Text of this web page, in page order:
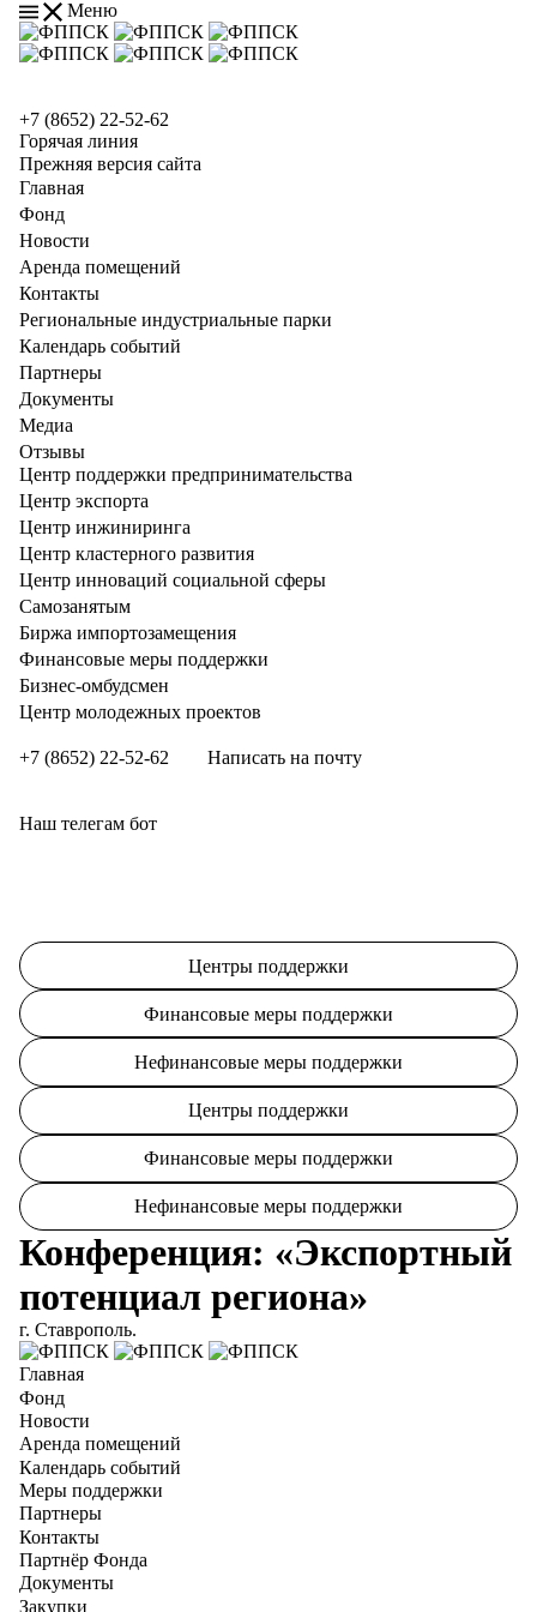
Меню
+7 (8652) 22-52-62
Горячая линия
Прежняя версия сайта
Главная
Фонд
Новости
Аренда помещений
Контакты
Региональные индустриальные парки
Календарь событий
Партнеры
Документы
Медиа
Отзывы
Центр поддержки предпринимательства
Центр экспорта
Центр инжиниринга
Центр кластерного развития
Центр инноваций социальной сферы
Cамозанятым
Биржа импортозамещения
Финансовые меры поддержки
Бизнес-омбудсмен
Центр молодежных проектов
+7 (8652) 22-52-62 Написать на почту
Наш телегам бот
Центры поддержки
Финансовые меры поддержки
Нефинансовые меры поддержки
Центры поддержки
Финансовые меры поддержки
Нефинансовые меры поддержки
Конференция: «Экспортный
потенциал региона»
г. Ставрополь.
Главная
Фонд
Новости
Аренда помещений
Календарь событий
Меры поддержки
Партнеры
Контакты
Партнёр Фонда
Документы
Закупки